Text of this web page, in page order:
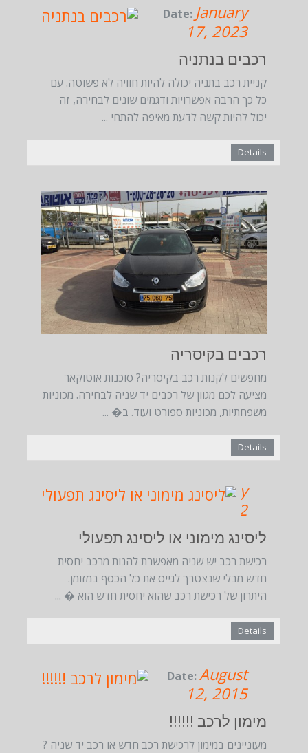
Date: January
17, 2023
רכבים בנתניה
קניית רכב בתניה יכולה להיות חוויה לא פשוטה. עם
כל כך הרבה אפשרויות ודגמים שונים לבחירה, זה
יכול להיות קשה לדעת מאיפה להתחי ...
Details
Date:January
17, 2023
רכבים בקיסריה
מחפשים לקנות רכב בקיסריה? סוכנות אוטוקאר
מציעה לכם מגוון של רכבים יד שניה לבחירה. מכוניות
משפחתיות, מכוניות ספורט ועוד. ב� ...
Details
Date: May
8, 2022
ליסינג מימוני או ליסינג תפעולי
רכישת רכב יש שניה מאפשרת להנות מרכב יחסית
חדש מבלי שנצטרך לגייס את כל הכסף במזומן.
היתרון של רכישת רכב שהוא יחסית חדש הוא � ...
Details
Date: August
12, 2015
מימון לרכב !!!!!!
מעוניינים במימון לרכישת רכב חדש או רכב יד שניה ?